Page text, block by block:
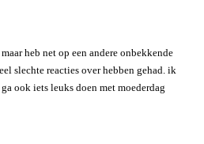
heb net op een andere onbekkende
slechte reacties over hebben gehad. ik
ook iets leuks doen met moederdag